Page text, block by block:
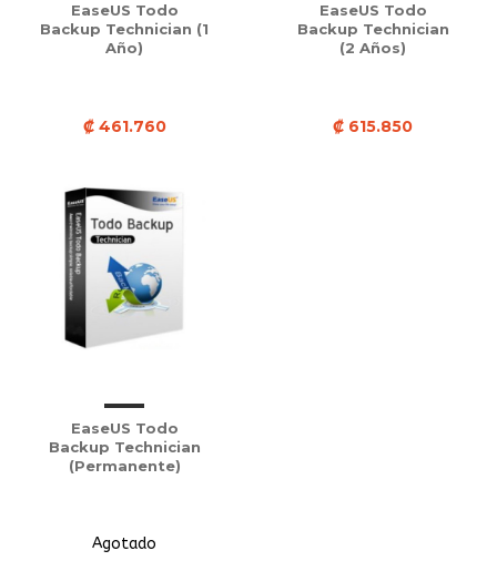
EaseUS Todo
Backup Technician (1
Año)
₡ 461.760
EaseUS Todo
Backup Technician
(2 Años)
₡ 615.850
EaseUS Todo
Backup Technician
(Permanente)
Agotado